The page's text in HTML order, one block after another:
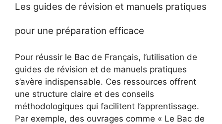
Les guides de révision et manuels pratiques
pour une préparation efficace
Pour réussir le Bac de Français, l’utilisation de
guides de révision et de manuels pratiques
s’avère indispensable. Ces ressources offrent
une structure claire et des conseils
méthodologiques qui facilitent l’apprentissage.
Par exemple, des ouvrages comme « Le Bac de